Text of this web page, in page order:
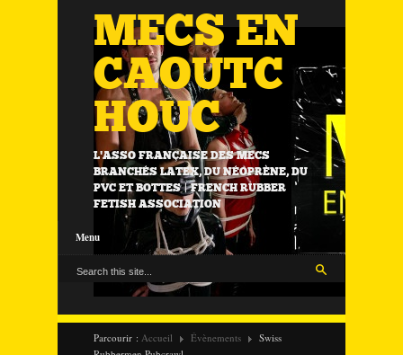
MECS EN
CAOUTC
HOUC
L'ASSO FRANÇAISE DES MECS
BRANCHÉS LATEX, DU NÉOPRÈNE, DU
PVC ET BOTTES | FRENCH RUBBER
FETISH ASSOCIATION
Menu
Parcourir : Accueil Évènements
Swiss